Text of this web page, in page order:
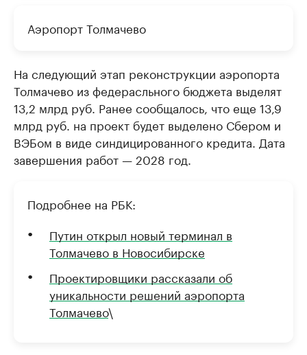
Аэропорт Толмачево
На следующий этап реконструкции аэропорта
Толмачево из федерасльного бюджета выделят
13,2 млрд руб. Ранее сообщалось, что еще 13,9
млрд руб. на проект будет выделено Сбером и
ВЭБом в виде синдицированного кредита. Дата
завершения работ — 2028 год.
Подробнее на РБК:
Путин открыл новый терминал в
Толмачево в Новосибирске
Проектировщики рассказали об
уникальности решений аэропорта
Толмачево\